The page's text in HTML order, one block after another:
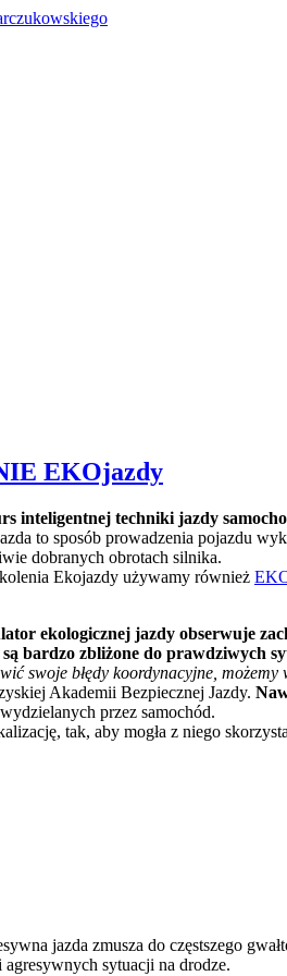
EKOjazdy
inteligentnej techniki jazdy
to sposób prowadzenia pojazdu
dobranych obrotach silnika.
Ekojazdy używamy również
ekologicznej jazdy obserwuje
bardzo zbliżone do prawdziwych
swoje błędy koordynacyjne,
Akademii Bezpiecznej Jazdy.
przez samochód.
tak, aby mogła z niego
jazda zmusza do częstszego
sytuacji na drodze.